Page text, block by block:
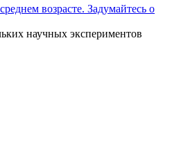
возрасте. Задумайтесь о
научных экспериментов